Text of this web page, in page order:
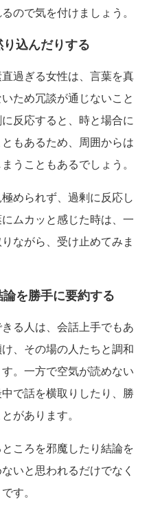
ので気を付けましょう。
込んだりする
過ぎる女性は、言葉を真
ため冗談が通じないこと
反応すると、時と場合に
もあるため、周囲からは
うこともあるでしょう。
められず、過剰に反応し
ムカッと感じた時は、一
ながら、受け止めてみま
を勝手に要約する
る人は、会話上手でもあ
、その場の人たちと調和
。一方で空気が読めない
で話を横取りしたり、勝
があります。
ころを邪魔したり結論を
いと思われるだけでなく
す。